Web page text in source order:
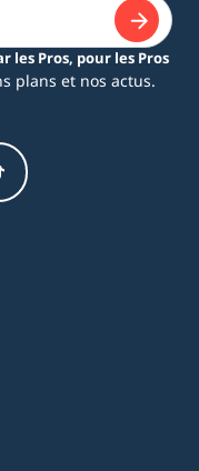
les Pros, pour les Pros
plans et nos actus.